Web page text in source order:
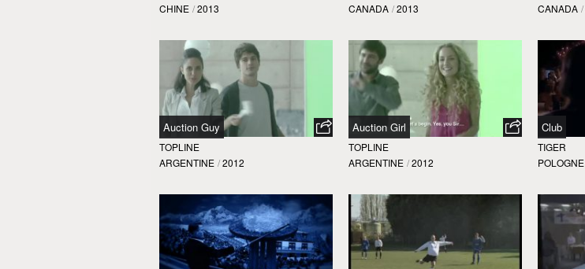
CHINE / 2013
CANADA / 2013
CANADA /
Auction Guy
TOPLINE
ARGENTINE / 2012
Auction Girl
TOPLINE
ARGENTINE / 2012
Club
TIGER
POLOGNE